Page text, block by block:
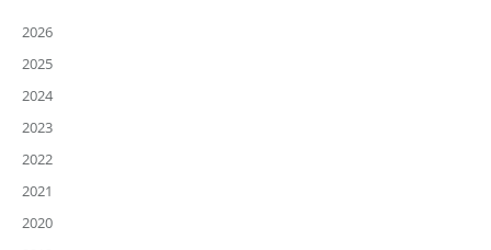
2026
2025
2024
2023
2022
2021
2020